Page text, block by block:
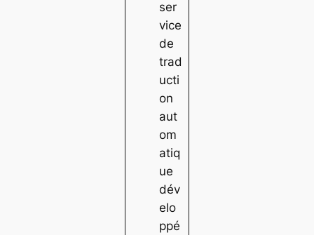
ser
vice
de
trad
ucti
on
aut
om
atiq
ue
dév
elo
ppé